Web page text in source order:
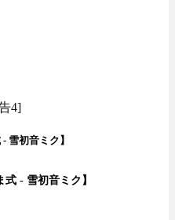
4]
雪初音ミク】
式 - 雪初音ミク】